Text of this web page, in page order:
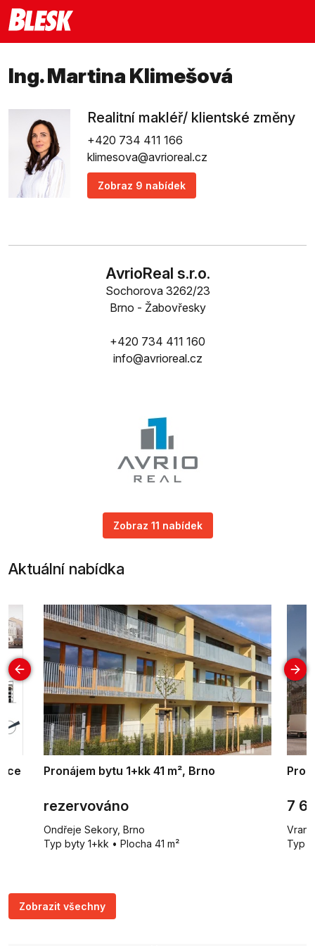
Ing. Martina Klimešová
Realitní makléř/ klientské změny
+420 734 411 166
klimesova@avrioreal.cz
Zobraz 9 nabídek
AvrioReal s.r.o.
Sochorova 3262/23
Brno - Žabovřesky
+420 734 411 160
info@avrioreal.cz
Zobraz 11 nabídek
Aktuální nabídka
Pronájem bytu 1+kk 41 m², Brno
rezervováno
Ondřeje Sekory, Brno
Typ byty 1+kk • Plocha 41 m²
7
Typ
Zobrazit všechny